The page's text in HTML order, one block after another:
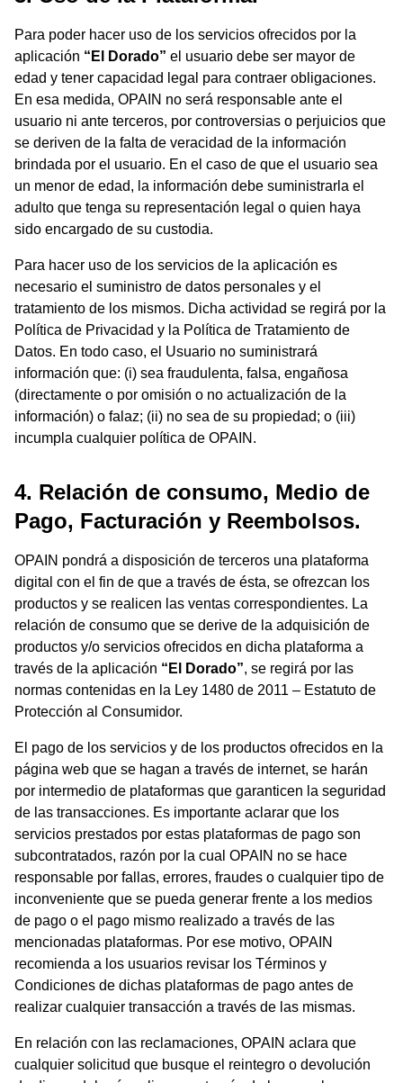
Para poder hacer uso de los servicios ofrecidos por la
aplicación “El Dorado” el usuario debe ser mayor de
edad y tener capacidad legal para contraer obligaciones.
En esa medida, OPAIN no será responsable ante el
usuario ni ante terceros, por controversias o perjuicios que
se deriven de la falta de veracidad de la información
brindada por el usuario. En el caso de que el usuario sea
un menor de edad, la información debe suministrarla el
adulto que tenga su representación legal o quien haya
sido encargado de su custodia.
Para hacer uso de los servicios de la aplicación es
necesario el suministro de datos personales y el
tratamiento de los mismos. Dicha actividad se regirá por la
Política de Privacidad y la Política de Tratamiento de
Datos. En todo caso, el Usuario no suministrará
información que: (i) sea fraudulenta, falsa, engañosa
(directamente o por omisión o no actualización de la
información) o falaz; (ii) no sea de su propiedad; o (iii)
incumpla cualquier política de OPAIN.
4. Relación de consumo, Medio de
Pago, Facturación y Reembolsos.
OPAIN pondrá a disposición de terceros una plataforma
digital con el fin de que a través de ésta, se ofrezcan los
productos y se realicen las ventas correspondientes. La
relación de consumo que se derive de la adquisición de
productos y/o servicios ofrecidos en dicha plataforma a
través de la aplicación “El Dorado”, se regirá por las
normas contenidas en la Ley 1480 de 2011 – Estatuto de
Protección al Consumidor.
El pago de los servicios y de los productos ofrecidos en la
página web que se hagan a través de internet, se harán
por intermedio de plataformas que garanticen la seguridad
de las transacciones. Es importante aclarar que los
servicios prestados por estas plataformas de pago son
subcontratados, razón por la cual OPAIN no se hace
responsable por fallas, errores, fraudes o cualquier tipo de
inconveniente que se pueda generar frente a los medios
de pago o el pago mismo realizado a través de las
mencionadas plataformas. Por ese motivo, OPAIN
recomienda a los usuarios revisar los Términos y
Condiciones de dichas plataformas de pago antes de
realizar cualquier transacción a través de las mismas.
En relación con las reclamaciones, OPAIN aclara que
cualquier solicitud que busque el reintegro o devolución